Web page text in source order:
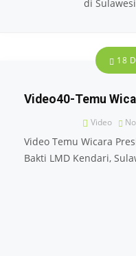
di
18
Video40-Temu
Video
Video Temu Wicara
Bakti LMD Kendari,